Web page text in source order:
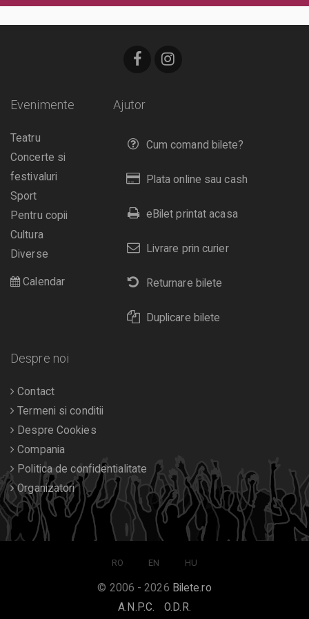
Ajutor
Cum comand bilete?
Plata online sau cash
eBilet printat acasa
Livrare prin curier
Returnare bilete
Duplicare bilete
Evenimente
Teatru
Concerte si
festivaluri
Sport
Pentru copii
Cultura
Diverse
Calendar
Despre noi
Contact
Termeni si conditii
Despre Cookies
Compania
Politica de confidentialitate
Organizatori
RO EN HU
© 2006 - 2026 Bilete.ro
A.N.P.C.
O.D.R.